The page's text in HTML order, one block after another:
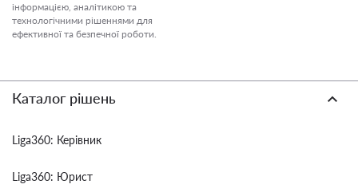
інформацією, аналітикою та
технологічними рішеннями для
ефективної та безпечної роботи.
Каталог рішень
Liga360: Керівник
Liga360: Юрист